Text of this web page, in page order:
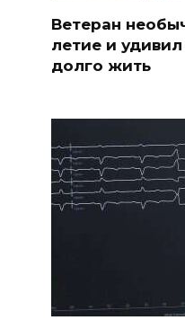
Ветеран
летие и
долго жить